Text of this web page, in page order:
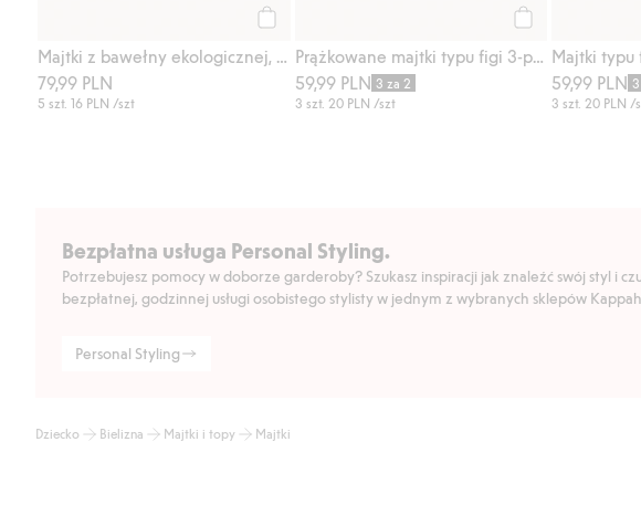
Majtki z bawełny ekologicznej, 5-pak
79,99 PLN
5 szt. 16 PLN /szt
Prążkowane majtki typu figi 3-pak
59,99 PLN 3 za 2
3 szt. 20 PLN /szt
59,99 PLN
3 szt.20 PLN /
Bezpłatna usługa Personal Styling.
Potrzebujesz pomocy w doborze garderoby? Szukasz inspiracji jak znaleźć swój styl i
bezpłatnej, godzinnej usługi osobistego stylisty w jednym z wybranych sklepów
Personal Styling
Dziecko Bielizna Majtki i topy Majtki